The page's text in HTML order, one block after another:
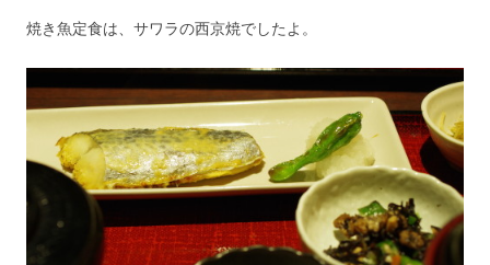
焼き魚定食は、サワラの西京焼でしたよ。